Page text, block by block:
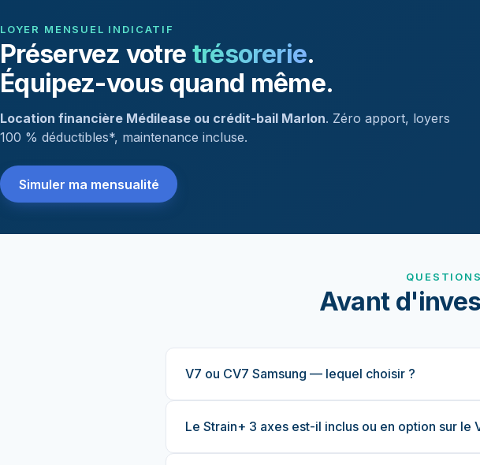
LOYER MENSUEL INDICATIF
Préservez votre trésorerie.
Équipez-vous quand même.
Location financière Médilease ou crédit-bail Marlon. Zéro apport, loyers
100 % déductibles*, maintenance incluse.
Simuler ma mensualité
Avant
V7 ou CV7 Samsung — lequel choisir ?
Le Strain+ 3 axes est-il inclus ou en option sur le